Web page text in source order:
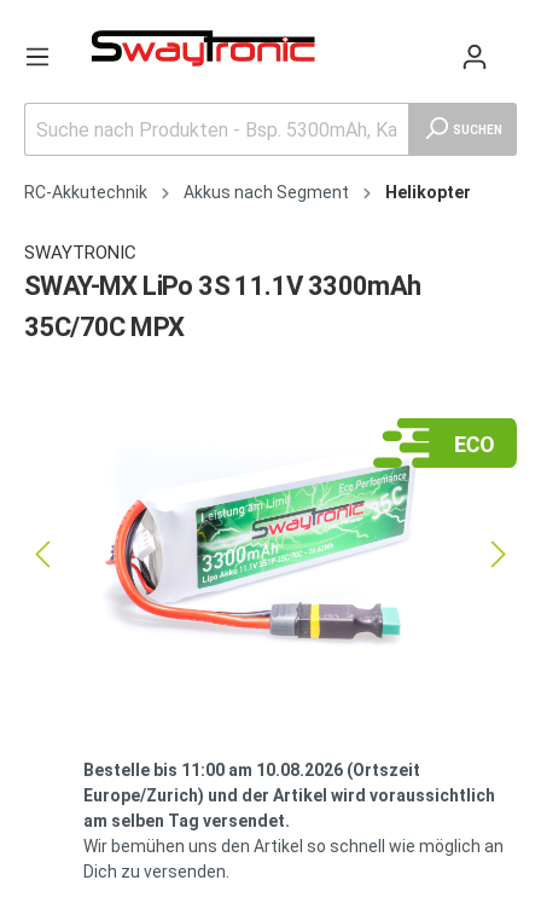
SUCHEN
RC-Akkutechnik Akkus nach Segment Helikopter
SWAYTRONIC
SWAY-MX LiPo 3S 11.1V 3300mAh
35C/70C MPX
Bestelle bis 11:00 am 10.08.2026 (Ortszeit
Europe/Zurich) und der Artikel wird voraussichtlich
am selben Tag versendet.
Wir bemühen uns den Artikel so schnell wie möglich an
Dich zu versenden.